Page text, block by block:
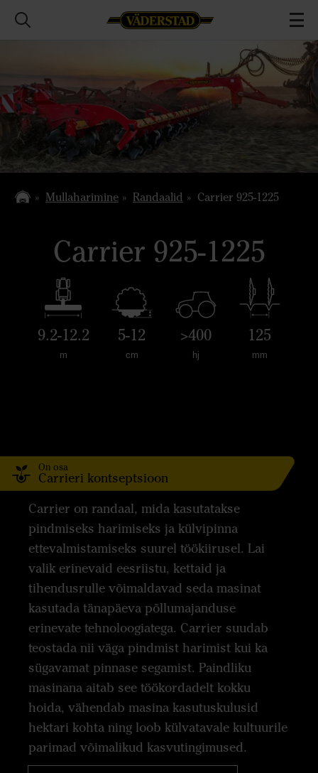
Mullaharimine Randaalid Carrier 925-1225
Carrier 925-1225
9.2-12.2
m
5-12
cm
>400
hj
125
mm
On osa
Carrieri kontseptsioon
Carrier on randaal, mida kasutatakse
pindmiseks harimiseks ja külvipinna
ettevalmistamiseks suurel töökiirusel. Lai
valik erinevaid eesriistu, kettaid ja
tihendusrulle võimaldavad seda masinat
kasutada tänapäeva põllumajanduse
erinevate tehnoloogiatega. Carrier suudab
teostada nii väga pindmist harimist kui ka
sügavamat pinnase segamist. Paindliku
masinana aitab see töökordadelt kokku
hoida, vähendab masina kasutuskulusid
hektari kohta ning loob külvatavale kultuurile
parimad võimalikud kasvutingimused.